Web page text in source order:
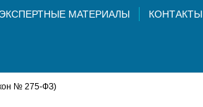
МАТЕРИАЛЫ КОНТАКТЫ
№ 275-ФЗ)